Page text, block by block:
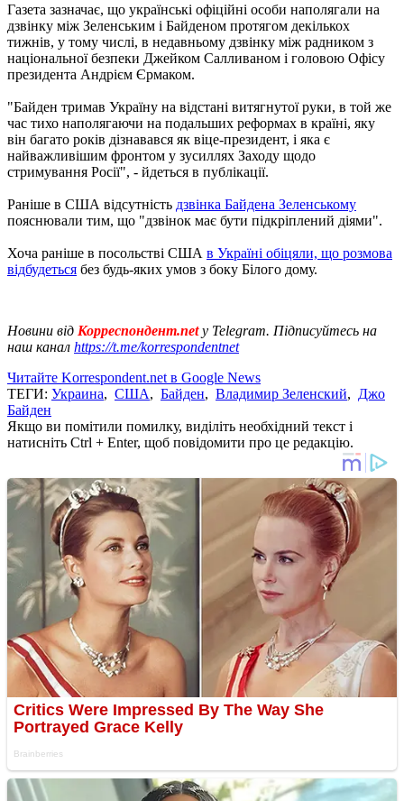
Газета зазначає, що українські офіційні особи наполягали на
дзвінку між Зеленським і Байденом протягом декількох
тижнів, у тому числі, в недавньому дзвінку між радником з
національної безпеки Джейком Салливаном і головою Офісу
президента Андрієм Єрмаком.
"Байден тримав Україну на відстані витягнутої руки, в той же
час тихо наполягаючи на подальших реформах в країні, яку
він багато років дізнавався як віце-президент, і яка є
найважливішим фронтом у зусиллях Заходу щодо
стримування Росії", - йдеться в публікації.
Раніше в США відсутність дзвінка Байдена Зеленському
пояснювали тим, що "дзвінок має бути підкріплений діями".
Хоча раніше в посольстві США в Україні обіцяли, що розмова
відбудеться без будь-яких умов з боку Білого дому.
Новини від Корреспондент.netу Telegram. Підписуйтесь на
наш канал https://t.me/korrespondentnet
Читайте Korrespondent.net в Google News
ТЕГИ: Украина, США, Байден, Владимир Зеленский, Джо
Байден
Якщо ви помітили помилку, виділіть необхідний текст і
натисніть Ctrl + Enter, щоб повідомити про це редакцію.